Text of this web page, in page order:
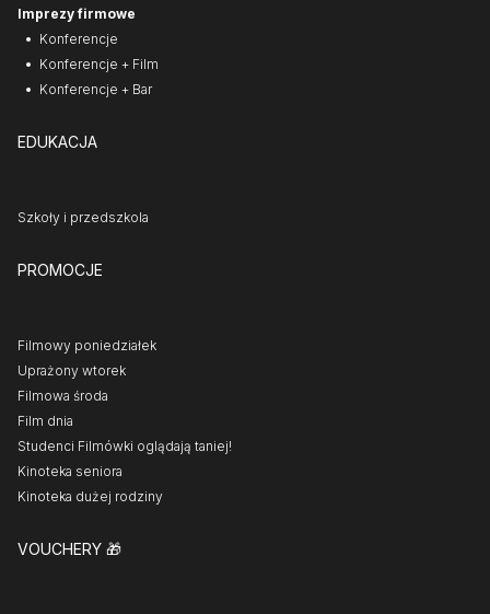
Imprezy firmowe
Konferencje
Konferencje + Film
Konferencje + Bar
EDUKACJA
Szkoły i przedszkola
PROMOCJE
Filmowy poniedziałek
Uprażony wtorek
Filmowa środa
Film dnia
Studenci Filmówki oglądają taniej!
Kinoteka seniora
Kinoteka dużej rodziny
VOUCHERY 🎁